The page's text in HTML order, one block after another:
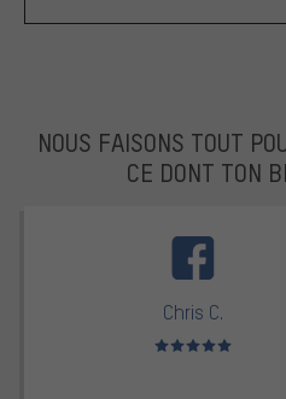
NOUS FAISONS TOUT
CE DONT TON
Chris C.
Note moyenne : 5 sur 5